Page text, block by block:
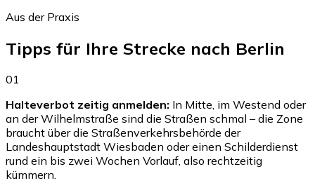
Aus der Praxis
Tipps für Ihre Strecke nach Berlin
01
Halteverbot zeitig anmelden: In Mitte, im Westend oder
an der Wilhelmstraße sind die Straßen schmal – die Zone
braucht über die Straßenverkehrsbehörde der
Landeshauptstadt Wiesbaden oder einen Schilderdienst
rund ein bis zwei Wochen Vorlauf, also rechtzeitig
kümmern.